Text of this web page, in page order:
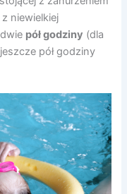
niewielkiej
pół godziny (dla
pół godziny